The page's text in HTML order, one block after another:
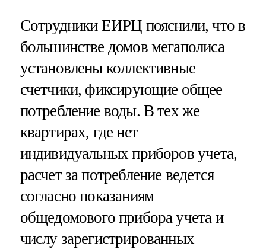
Сотрудники ЕИРЦ пояснили, что в
большинстве домов мегаполиса
установлены коллективные
счетчики, фиксирующие общее
потребление воды. В тех же
квартирах, где нет
индивидуальных приборов учета,
расчет за потребление ведется
согласно показаниям
общедомового прибора учета и
числу зарегистрированных